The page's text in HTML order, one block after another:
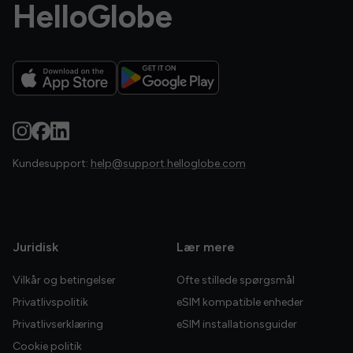
HelloGlobe
Kundesupport: help@support.helloglobe.com
Juridisk
Vilkår og betingelser
Privatlivspolitik
Privatlivserklæring
Cookie politik
Lær mere
Ofte stillede spørgsmål
eSIM kompatible enheder
eSIM installationsguider